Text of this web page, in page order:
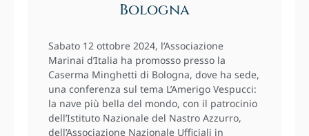
Bologna
Sabato 12 ottobre 2024, l’Associazione
Marinai d’Italia ha promosso presso la
Caserma Minghetti di Bologna, dove ha sede,
una conferenza sul tema L’Amerigo Vespucci:
la nave più bella del mondo, con il patrocinio
dell’Istituto Nazionale del Nastro Azzurro,
dell’Associazione Nazionale Ufficiali in